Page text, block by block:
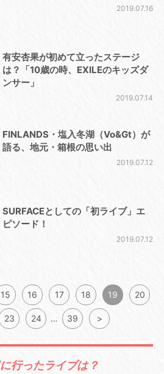
2019.07.16
有安杏果が初めて立ったステージ
は？「10歳の時、EXILEのキッズダ
ンサー」
2019.07.14
FINLANDS・塩入冬湖（Vo&Gt）が
語る、地元・箱根の思い出
2019.07.12
SURFACEとしての「初ライブ」エ
ピソード！
2019.07.12
15 16 17 18 19 20
23 24 … 39 >
行ったライブは？